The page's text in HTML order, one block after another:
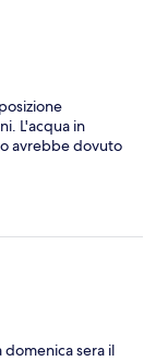
L'acqua in
avrebbe dovuto
sera il